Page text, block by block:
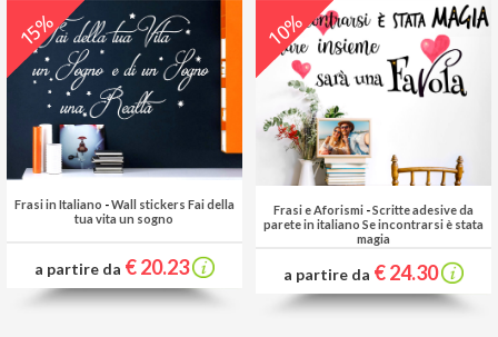
15%
Frasi in Italiano -Wall stickers Fai della
tua vita un sogno
a partire da € 20.23
10%
Frasi e Aforismi -Scritte adesive da
parete in italiano Se incontrarsi è stata
magia
a partire da € 24.30